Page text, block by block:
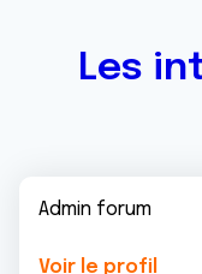
Les
Admin forum
Voir le profil